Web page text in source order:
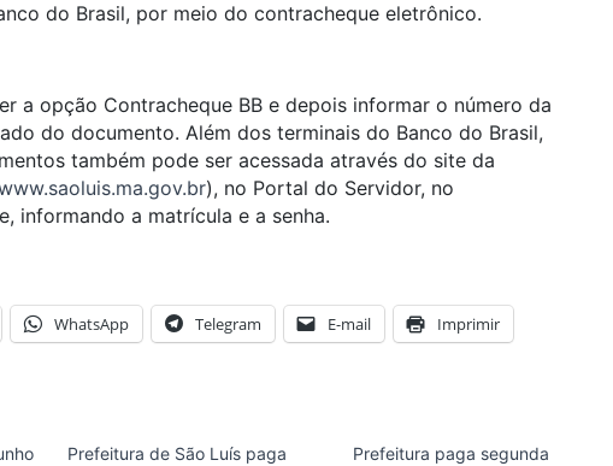
do Brasil, por meio do contracheque eletrônico.
a opção Contracheque BB e depois informar o número da
do documento. Além dos terminais do Banco do Brasil,
também pode ser acessada através do site da
), no Portal do Servidor, no
informando a matrícula e a senha.
WhatsApp Telegram E-mail Imprimir
Prefeitura de São Luís paga
Prefeitura paga segunda